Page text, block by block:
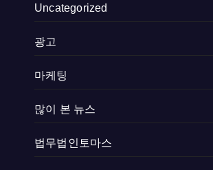
Uncategorized
광고
마케팅
많이 본 뉴스
법무법인토마스